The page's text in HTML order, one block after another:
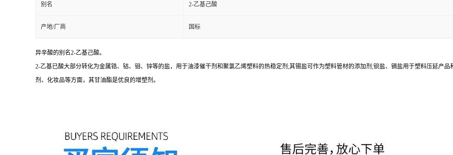
别名 2-乙基己酸
产地/厂商 国标
异辛酸的别名2-乙基己酸。
2-乙基已酸大部分转化为金属锆、钴、钼、锌等的盐，用于油漆催干剂和聚氯乙烯塑料的热稳定剂;其锡盐可作为塑料管材的添加剂;钡盐、镉盐用于塑料压延产
剂、化妆品等方面，其甘油酯是优良的增塑剂。